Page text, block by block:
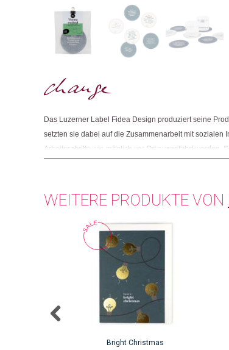
Das Luzerner Label Fidea Design produziert seine
setzten sie dabei auf die Zusammenarbeit mit sozialen
Arbeitsschritte wie möglich vor Ort ausgeführt werden.
Verbesserungsvorschläge und Inputs werden laufend
WEITERE PRODUKTE VON
Bright Christmas